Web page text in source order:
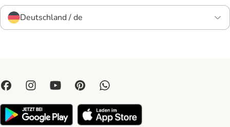
Deutschland / de